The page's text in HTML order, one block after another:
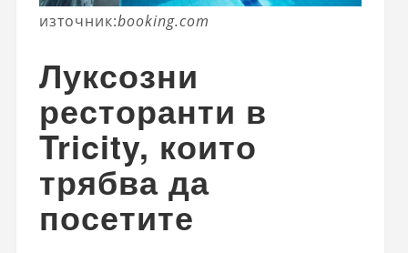
източник:booking.com
Луксозни
ресторанти в
Tricity, които
трябва да
посетите